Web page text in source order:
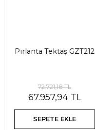
Pırlanta Tektaş GZT212
72.721,18 TL
67.957,94 TL
SEPETE EKLE